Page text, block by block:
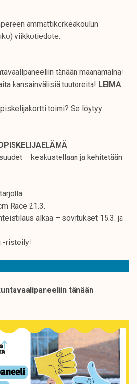
ammattikorkeakoulun
viikkotiedote.
tänään maanantaina!
kansainvälisiä tuutoreita! LEIMA
toimi? Se löytyy
– keskustellaan ja kehitetään
Race 21.3.
alkaa – sovitukset 15.3. ja
-risteily!
tänään